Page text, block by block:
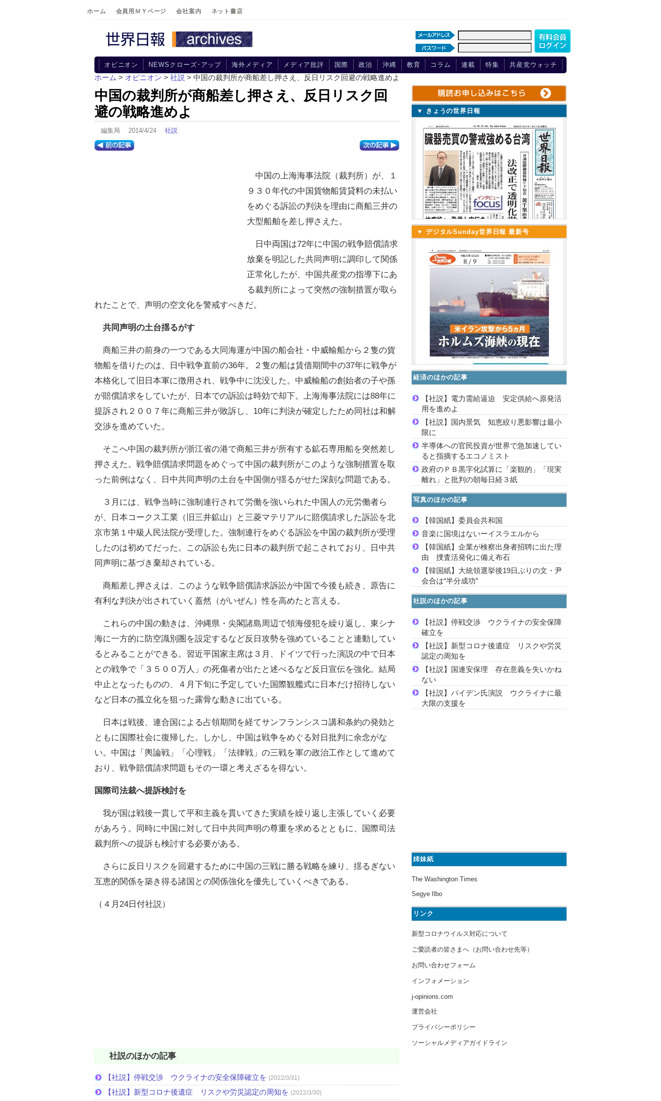
ホーム 会員用ＭＹページ 会社案内 ネット書店
オピニオン NEWSクローズ･アップ 海外メディア メディア批評 国際 政治 沖縄 教育 コラム 連載 特集 共産党ウォッチ
ホーム > オピニオン > 社説 > 中国の裁判所が商船差し押さえ、反日リスク回避の戦略進めよ
中国の裁判所が商船差し押さえ、反日リスク回
避の戦略進めよ
編集局 2014/4/24 社説
中国の上海海事法院（裁判所）が、１
９３０年代の中国貨物船賃貸料の未払い
をめぐる訴訟の判決を理由に商船三井の
大型船舶を差し押さえた。
日中両国は72年に中国の戦争賠償請求
放棄を明記した共同声明に調印して関係
正常化したが、中国共産党の指導下にあ
る裁判所によって突然の強制措置が取ら
れたことで、声明の空文化を警戒すべきだ。
共同声明の土台揺るがす
商船三井の前身の一つである大同海運が中国の船会社・中威輸船から２隻の貨
物船を借りたのは、日中戦争直前の36年。２隻の船は賃借期間中の37年に戦争が
本格化して旧日本軍に徴用され、戦争中に沈没した。中威輸船の創始者の子や孫
が賠償請求をしていたが、日本での訴訟は時効で却下。上海海事法院には88年に
提訴され２００７年に商船三井が敗訴し、10年に判決が確定したため同社は和解
交渉を進めていた。
そこへ中国の裁判所が浙江省の港で商船三井が所有する鉱石専用船を突然差し
押さえた。戦争賠償請求問題をめぐって中国の裁判所がこのような強制措置を取
った前例はなく、日中共同声明の土台を中国側が揺るがせた深刻な問題である。
３月には、戦争当時に強制連行されて労働を強いられた中国人の元労働者ら
が、日本コークス工業（旧三井鉱山）と三菱マテリアルに賠償請求した訴訟を北
京市第１中級人民法院が受理した。強制連行をめぐる訴訟を中国の裁判所が受理
したのは初めてだった。この訴訟も先に日本の裁判所で起こされており、日中共
同声明に基づき棄却されている。
商船差し押さえは、このような戦争賠償請求訴訟が中国で今後も続き、原告に
有利な判決が出されていく蓋然（がいぜん）性を高めたと言える。
これらの中国の動きは、沖縄県・尖閣諸島周辺で領海侵犯を繰り返し、東シナ
海に一方的に防空識別圏を設定するなど反日攻勢を強めていることと連動してい
るとみることができる。習近平国家主席は３月、ドイツで行った演説の中で日本
との戦争で「３５００万人」の死傷者が出たと述べるなど反日宣伝を強化。結局
中止となったものの、４月下旬に予定していた国際観艦式に日本だけ招待しない
など日本の孤立化を狙った露骨な動きに出ている。
日本は戦後、連合国による占領期間を経てサンフランシスコ講和条約の発効と
ともに国際社会に復帰した。しかし、中国は戦争をめぐる対日批判に余念がな
い。中国は「輿論戦」「心理戦」「法律戦」の三戦を軍の政治工作として進めて
おり、戦争賠償請求問題もその一環と考えざるを得ない。
国際司法裁へ提訴検討を
我が国は戦後一貫して平和主義を貫いてきた実績を繰り返し主張していく必要
があろう。同時に中国に対して日中共同声明の尊重を求めるとともに、国際司法
裁判所への提訴も検討する必要がある。
さらに反日リスクを回避するために中国の三戦に勝る戦略を練り、揺るぎない
互恵的関係を築き得る諸国との関係強化を優先していくべきである。
（４月24日付社説）
社説のほかの記事
【社説】停戦交渉 ウクライナの安全保障確立を (2022/3/31)
【社説】新型コロナ後遺症 リスクや労災認定の周知を (2022/3/30)
▼ きょうの世界日報
▼ デジタルSunday世界日報 最新号
経済のほかの記事
【社説】電力需給逼迫 安定供給へ原発活
用を進めよ
【社説】国内景気 知恵絞り悪影響は最小
限に
半導体への官民投資が世界で急加速してい
ると指摘するエコノミスト
政府のＰＢ黒字化試算に「楽観的」「現実
離れ」と批判の朝毎日経３紙
写真のほかの記事
【韓国紙】委員会共和国
音楽に国境はないーイスラエルから
【韓国紙】企業が検察出身者招聘に出た理
由 捜査活発化に備え布石
【韓国紙】大統領選挙後19日ぶりの文・尹
会合は“半分成功”
社説のほかの記事
【社説】停戦交渉 ウクライナの安全保障
確立を
【社説】新型コロナ後遺症 リスクや労災
認定の周知を
【社説】国連安保理 存在意義を失いかね
ない
【社説】バイデン氏演説 ウクライナに最
大限の支援を
姉妹紙
The Washington Times
Segye Ilbo
リンク
新型コロナウイルス対応について
ご愛読者の皆さまへ（お問い合わせ先等）
お問い合わせフォーム
インフォメーション
j-opinions.com
運営会社
プライバシーポリシー
ソーシャルメディアガイドライン